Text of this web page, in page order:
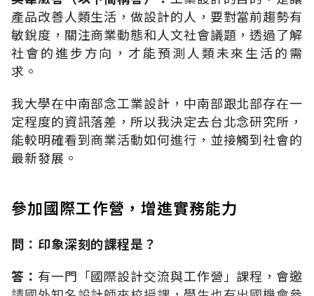
產品改善人類生活，做設計的人，要對當前趨勢有
敏銳度，關注商業動態和人文社會議題，透過了解
社會的進步方向，才能預測人類未來生活的需
求。
我大學在中南部念工業設計，中南部跟北部存在一
定程度的資訊落差，所以我決定去台北念研究所，
能較明確看到商業活動如何進行，並接觸到社會的
最新發展。
參加國際工作營，增進實務能力
問：印象深刻的課程是？
答： 有一門「國際設計交流與工作營」課程，會邀